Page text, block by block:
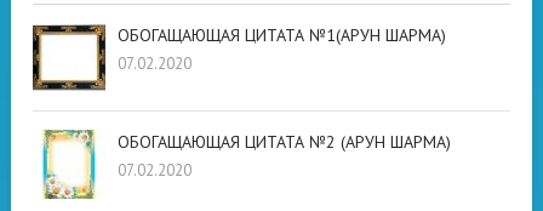
ОБОГАЩАЮЩАЯ ЦИТАТА №1(АРУН ШАРМА)
07.02.2020
ОБОГАЩАЮЩАЯ ЦИТАТА №2 (АРУН ШАРМА)
07.02.2020